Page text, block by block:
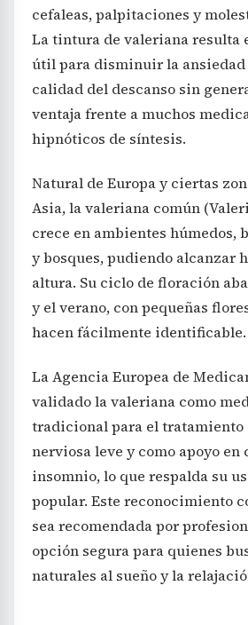
cefaleas, palpitaciones y
La tintura de valeriana resulta
útil para disminuir la ansiedad
calidad del descanso sin
ventaja frente a muchos
hipnóticos de síntesis.
Natural de Europa y ciertas
Asia, la valeriana común
crece en ambientes húmedos,
y bosques, pudiendo alcanzar
altura. Su ciclo de floración
y el verano, con pequeñas
hacen fácilmente identificable.
La Agencia Europea de
validado la valeriana como
tradicional para el tratamiento
nerviosa leve y como apoyo en
insomnio, lo que respalda su
popular. Este reconocimiento
sea recomendada por
opción segura para quienes
naturales al sueño y la